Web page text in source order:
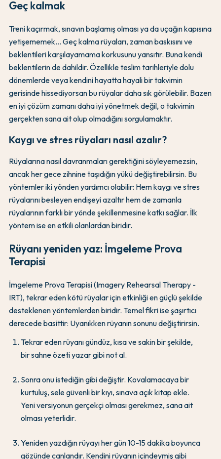
Geç kalmak
Treni kaçırmak, sınavın başlamış olması ya da uçağın kapısına
yetişememek... Geç kalma rüyaları, zaman baskısını ve
beklentileri karşılayamama korkusunu yansıtır. Buna kendi
beklentilerin de dahildir. Özellikle teslim tarihleriyle dolu
dönemlerde veya kendini hayatta hayali bir takvimin
gerisinde hissediyorsan bu rüyalar daha sık görülebilir. Bazen
en iyi çözüm zamanı daha iyi yönetmek değil, o takvimin
gerçekten sana ait olup olmadığını sorgulamaktır.
Kaygı ve stres rüyaları nasıl azalır?
Rüyalarına nasıl davranmaları gerektiğini söyleyemezsin,
ancak her gece zihnine taşıdığın yükü değiştirebilirsin. Bu
yöntemler iki yönden yardımcı olabilir: Hem kaygı ve stres
rüyalarını besleyen endişeyi azaltır hem de zamanla
rüyalarının farklı bir yönde şekillenmesine katkı sağlar. İlk
yöntem ise en etkili olanlardan biridir.
Rüyanı yeniden yaz: İmgeleme Prova
Terapisi
İmgeleme Prova Terapisi (Imagery Rehearsal Therapy -
IRT), tekrar eden kötü rüyalar için etkinliği en güçlü şekilde
desteklenen yöntemlerden biridir. Temel fikri ise şaşırtıcı
derecede basittir: Uyanıkken rüyanın sonunu değiştirirsin.
Tekrar eden rüyanı gündüz, kısa ve sakin bir şekilde,
bir sahne özeti yazar gibi not al.
Sonra onu istediğin gibi değiştir. Kovalamacaya bir
kurtuluş, sele güvenli bir kıyı, sınava açık kitap ekle.
Yeni versiyonun gerçekçi olması gerekmez, sana ait
olması yeterlidir.
Yeniden yazdığın rüyayı her gün 10-15 dakika boyunca
gözünde canlandır. Kendini rüyanın içindeymiş gibi